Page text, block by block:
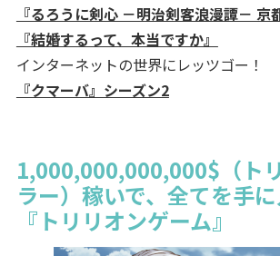
『るろうに剣心 －明治剣客浪漫譚－ 京
『結婚するって、本当ですか』
インターネットの世界にレッツゴー！
『クマーバ』シーズン2
1,000,000,000,000$（ト
ラー）稼いで、全てを手に
『トリリオンゲーム』